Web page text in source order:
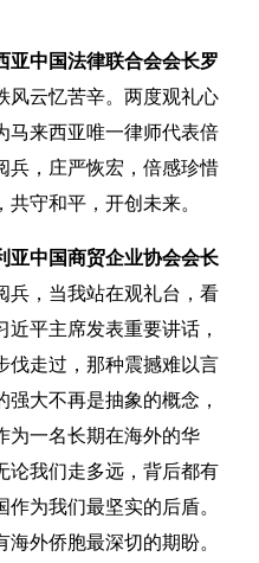
亚中国法律联合会会长罗
风云忆苦辛。两度观礼心
马来西亚唯一律师代表倍
兵，庄严恢宏，倍感珍惜
守和平，开创未来。
亚中国商贸企业协会会长
兵，当我站在观礼台，看
平主席发表重要讲话，
伐走过，那种震撼难以言
大不再是抽象的概念，
为一名长期在海外的华
论我们走多远，背后都有
为我们最坚实的后盾。
外侨胞最深切的期盼。